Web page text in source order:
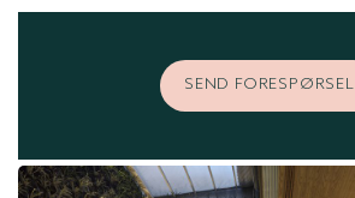
SEND FORESPØRSEL